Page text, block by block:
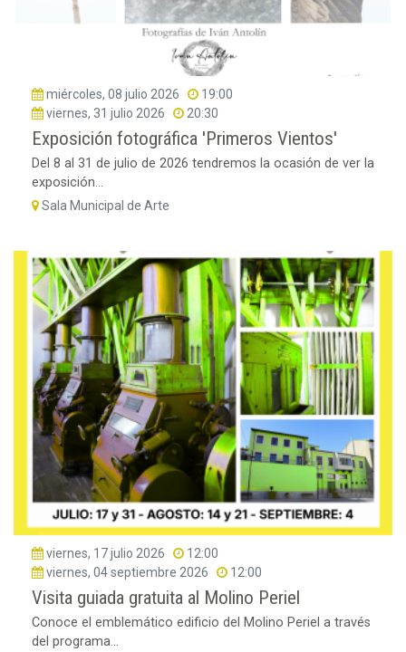
miércoles, 08 julio 2026
19:00
viernes, 31 julio 2026
20:30
Exposición fotográfica 'Primeros Vientos'
Del 8 al 31 de julio de 2026 tendremos la ocasión de ver la
exposición...
Sala Municipal de Arte
viernes, 17 julio 2026
12:00
viernes, 04 septiembre 2026
12:00
Visita guiada gratuita al Molino Periel
Conoce el emblemático edificio del Molino Periel a través
del programa...